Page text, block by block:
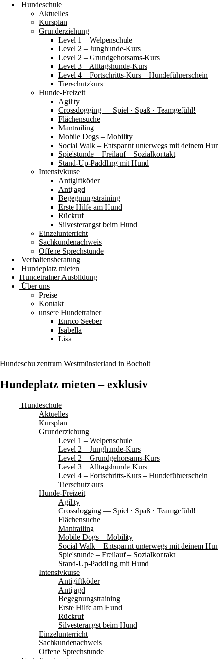
Hundeschule
Aktuelles
Kursplan
Grunderziehung
Level 1 – Welpenschule
Level 2 – Junghunde-Kurs
Level 2 – Grundgehorsams-Kurs
Level 3 – Alltagshunde-Kurs
Level 4 – Fortschritts-Kurs – Hundeführerschein
Tierschutzkurs
Hunde-Freizeit
Agility
Crossdogging — Spiel · Spaß · Teamgefühl!
Flächensuche
Mantrailing
Mobile Dogs – Mobility
Social Walk – Entspannt unterwegs mit deinem
Spielstunde – Freilauf – Sozialkontakt
Stand-Up-Paddling mit Hund
Intensivkurse
Antigiftköder
Antijagd
Begegnungstraining
Erste Hilfe am Hund
Rückruf
Silvesterangst beim Hund
Einzelunterricht
Sachkundenachweis
Offene Sprechstunde
Verhaltensberatung
Hundeplatz mieten
Hundetrainer Ausbildung
Über uns
Preise
Kontakt
unsere Hundetrainer
Enrico Seeber
Isabella
Lisa
Hundeschulzentrum Westmünsterland in Bocholt
Hundeplatz mieten – exklusiv
Hundeschule
Aktuelles
Kursplan
Grunderziehung
Level 1 – Welpenschule
Level 2 – Junghunde-Kurs
Level 2 – Grundgehorsams-Kurs
Level 3 – Alltagshunde-Kurs
Level 4 – Fortschritts-Kurs – Hundeführerschein
Tierschutzkurs
Hunde-Freizeit
Agility
Crossdogging — Spiel · Spaß · Teamgefühl!
Flächensuche
Mantrailing
Mobile Dogs – Mobility
Social Walk – Entspannt unterwegs mit deinem
Spielstunde – Freilauf – Sozialkontakt
Stand-Up-Paddling mit Hund
Intensivkurse
Antigiftköder
Antijagd
Begegnungstraining
Erste Hilfe am Hund
Rückruf
Silvesterangst beim Hund
Einzelunterricht
Sachkundenachweis
Offene Sprechstunde